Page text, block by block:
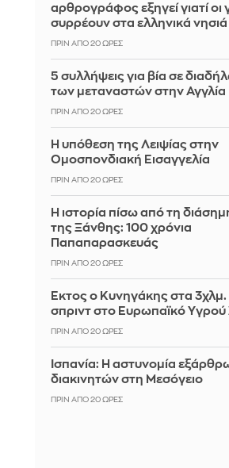
αρθρογράφος εξηγεί γιατί οι
συρρέουν στα ελληνικά νησιά
ΠΡΙΝ ΑΠΌ 20 ΏΡΕΣ
5 συλλήψεις για βία σε
των μεταναστών στην Αγγλία
ΠΡΙΝ ΑΠΌ 20 ΏΡΕΣ
Η υπόθεση της Λειψίας στην
Ομοσπονδιακή Εισαγγελία
ΠΡΙΝ ΑΠΌ 20 ΏΡΕΣ
Η ιστορία πίσω από τη
της Ξάνθης: 100 χρόνια
Παπαπαρασκευάς
ΠΡΙΝ ΑΠΌ 20 ΏΡΕΣ
Έκτος ο Κυνηγάκης στα
σπριντ στο Ευρωπαϊκό Υγρού
ΠΡΙΝ ΑΠΌ 20 ΏΡΕΣ
Ισπανία: Η αστυνομία
διακινητών στη Μεσόγειο
ΠΡΙΝ ΑΠΌ 20 ΏΡΕΣ